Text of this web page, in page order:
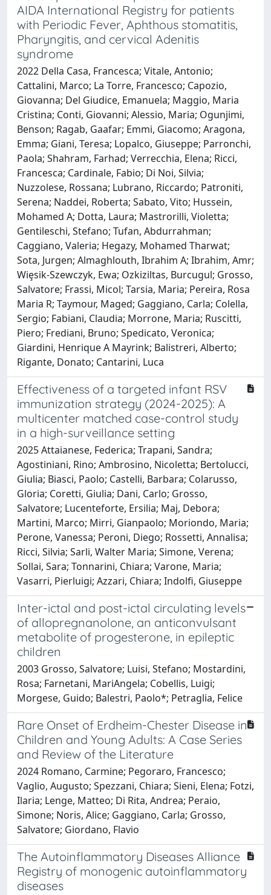
AIDA International Registry for patients
with Periodic Fever, Aphthous stomatitis,
Pharyngitis, and cervical Adenitis
syndrome
2022 Della Casa, Francesca; Vitale, Antonio;
Cattalini, Marco; La Torre, Francesco; Capozio,
Giovanna; Del Giudice, Emanuela; Maggio, Maria
Cristina; Conti, Giovanni; Alessio, Maria; Ogunjimi,
Benson; Ragab, Gaafar; Emmi, Giacomo; Aragona,
Emma; Giani, Teresa; Lopalco, Giuseppe; Parronchi,
Paola; Shahram, Farhad; Verrecchia, Elena; Ricci,
Francesca; Cardinale, Fabio; Di Noi, Silvia;
Nuzzolese, Rossana; Lubrano, Riccardo; Patroniti,
Serena; Naddei, Roberta; Sabato, Vito; Hussein,
Mohamed A; Dotta, Laura; Mastrorilli, Violetta;
Gentileschi, Stefano; Tufan, Abdurrahman;
Caggiano, Valeria; Hegazy, Mohamed Tharwat;
Sota, Jurgen; Almaghlouth, Ibrahim A; Ibrahim, Amr;
Wiȩsik-Szewczyk, Ewa; Ozkiziltas, Burcugul; Grosso,
Salvatore; Frassi, Micol; Tarsia, Maria; Pereira, Rosa
Maria R; Taymour, Maged; Gaggiano, Carla; Colella,
Sergio; Fabiani, Claudia; Morrone, Maria; Ruscitti,
Piero; Frediani, Bruno; Spedicato, Veronica;
Giardini, Henrique A Mayrink; Balistreri, Alberto;
Rigante, Donato; Cantarini, Luca
Effectiveness of a targeted infant RSV
immunization strategy (2024-2025): A
multicenter matched case-control study
in a high-surveillance setting
2025 Attaianese, Federica; Trapani, Sandra;
Agostiniani, Rino; Ambrosino, Nicoletta; Bertolucci,
Giulia; Biasci, Paolo; Castelli, Barbara; Colarusso,
Gloria; Coretti, Giulia; Dani, Carlo; Grosso,
Salvatore; Lucenteforte, Ersilia; Maj, Debora;
Martini, Marco; Mirri, Gianpaolo; Moriondo, Maria;
Perone, Vanessa; Peroni, Diego; Rossetti, Annalisa;
Ricci, Silvia; Sarli, Walter Maria; Simone, Verena;
Sollai, Sara; Tonnarini, Chiara; Varone, Maria;
Vasarri, Pierluigi; Azzari, Chiara; Indolfi, Giuseppe
Inter-ictal and post-ictal circulating levels
of allopregnanolone, an anticonvulsant
metabolite of progesterone, in epileptic
children
2003 Grosso, Salvatore; Luisi, Stefano; Mostardini,
Rosa; Farnetani, MariAngela; Cobellis, Luigi;
Morgese, Guido; Balestri, Paolo*; Petraglia, Felice
Rare Onset of Erdheim-Chester Disease in
Children and Young Adults: A Case Series
and Review of the Literature
2024 Romano, Carmine; Pegoraro, Francesco;
Vaglio, Augusto; Spezzani, Chiara; Sieni, Elena; Fotzi,
Ilaria; Lenge, Matteo; Di Rita, Andrea; Peraio,
Simone; Noris, Alice; Gaggiano, Carla; Grosso,
Salvatore; Giordano, Flavio
The Autoinflammatory Diseases Alliance
Registry of monogenic autoinflammatory
diseases